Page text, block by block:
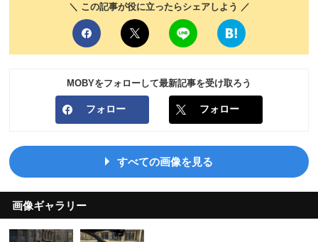
＼ この記事が役に立ったらシェアしよう ／
MOBYをフォローして最新記事を受け取ろう
フォロー フォロー
すべての画像を見る
画像ギャラリー